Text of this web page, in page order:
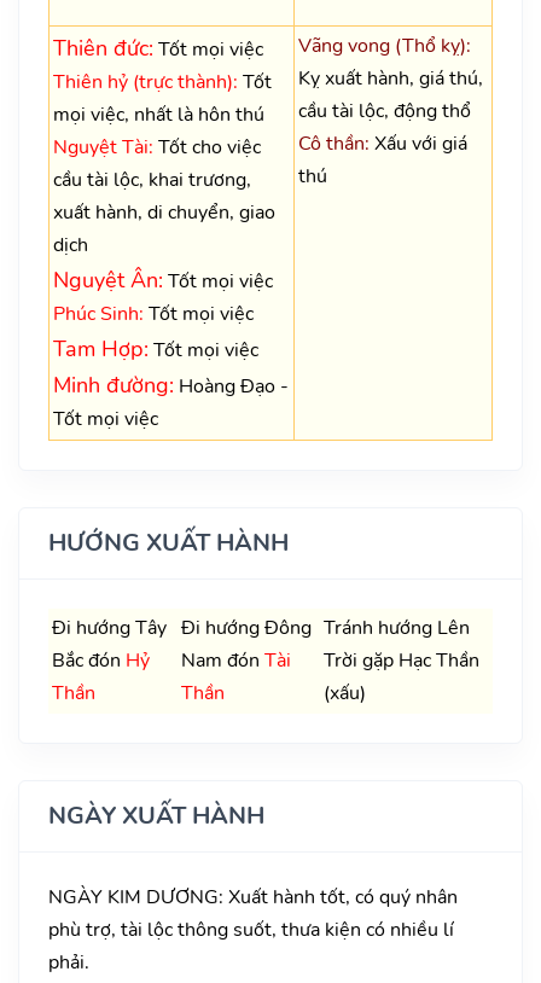
Thiên đức: Tốt mọi việc
Thiên hỷ (trực thành): Tốt
mọi việc, nhất là hôn thú
Nguyệt Tài: Tốt cho việc
cầu tài lộc, khai trương,
xuất hành, di chuyển, giao
dịch
Nguyệt Ân: Tốt mọi việc
Phúc Sinh: Tốt mọi việc
Tam Hợp: Tốt mọi việc
Minh đường: Hoàng Đạo -
Tốt mọi việc
Vãng vong (Thổ kỵ):
Kỵ xuất hành, giá thú,
cầu tài lộc, động thổ
Cô thần: Xấu với giá
thú
HƯỚNG XUẤT HÀNH
Đi hướng Tây
Bắc đón Hỷ
Thần
Đi hướng Đông
Nam đón Tài
Thần
Tránh hướng Lên
Trời gặp Hạc Thần
(xấu)
NGÀY XUẤT HÀNH
NGÀY KIM DƯƠNG: Xuất hành tốt, có quý nhân
phù trợ, tài lộc thông suốt, thưa kiện có nhiều lí
phải.